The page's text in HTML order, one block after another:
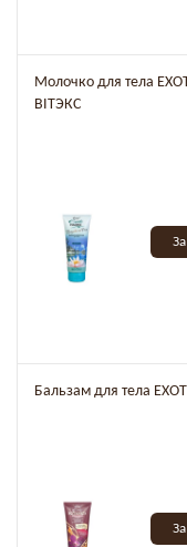
Молочко для тела
BITЭКС
Бальзам для тела